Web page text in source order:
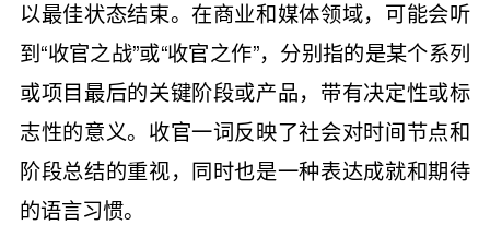
以最佳状态结束。在商业和媒体领域，可能会听
到“收官之战”或“收官之作”，分别指的是某个系列
或项目最后的关键阶段或产品，带有决定性或标
志性的意义。收官一词反映了社会对时间节点和
阶段总结的重视，同时也是一种表达成就和期待
的语言习惯。